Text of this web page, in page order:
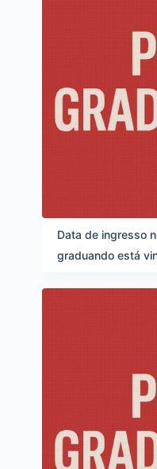
Data de ingresso
graduando está